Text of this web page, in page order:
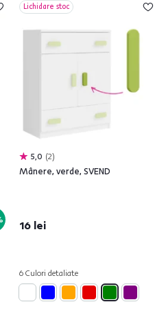
Lichidare stoc
5,0 2
Mânere, verde, SVEND
16 lei
6 Culori detaliate